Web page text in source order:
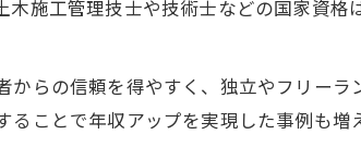
施工管理技士や技術士などの国家資
らの信頼を得やすく、独立やフリー
ことで年収アップを実現した事例も